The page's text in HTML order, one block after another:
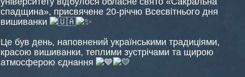
спадщина», присвячене 20-річчю Всесвітнього дня
вишиванки
Це був день, наповнений українськими традиціями,
красою вишиванки, теплими зустрічами та щирою
атмосферою єднання